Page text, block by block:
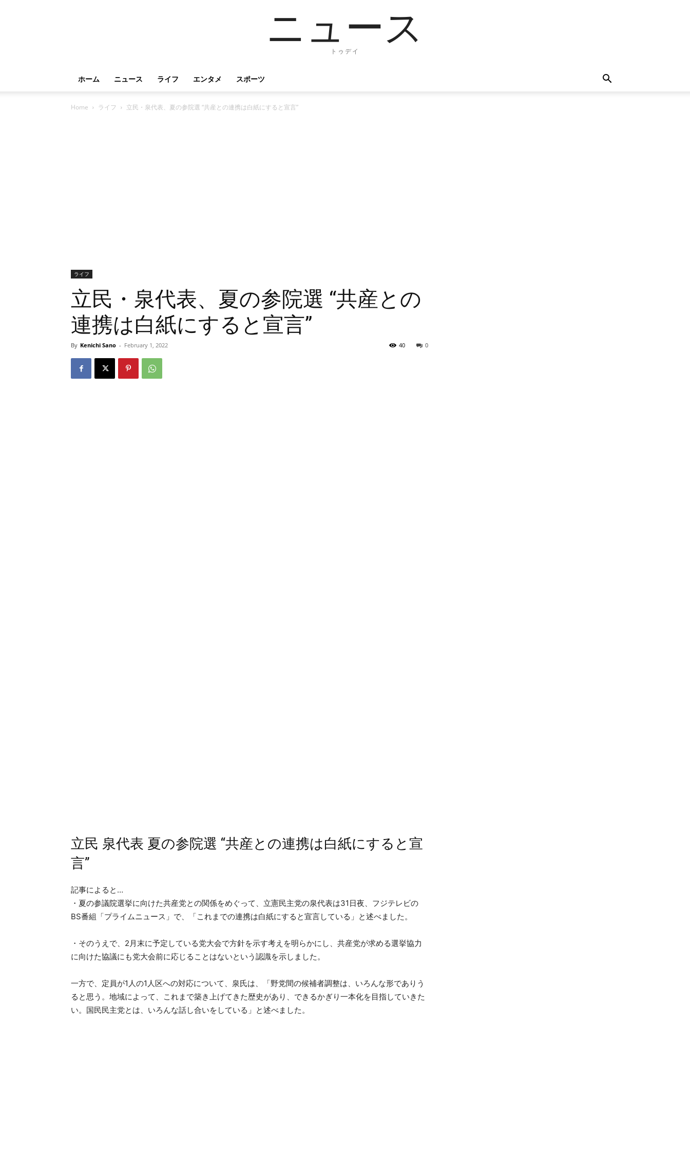
ニュース
トゥデイ
ホーム ニュース ライフ エンタメ スポーツ
Home ライフ 立民・泉代表、夏の参院選 “共産との連携は白紙にすると宣言”
ライフ
立民・泉代表、夏の参院選 “共産との
連携は白紙にすると宣言”
By Kenichi Sano - February 1, 2022 0
40
立民 泉代表 夏の参院選 “共産との連携は白紙にすると宣
言”
記事によると…
・夏の参議院選挙に向けた共産党との関係をめぐって、立憲民主党の泉代表は31日夜、フジテレビの
BS番組「プライムニュース」で、「これまでの連携は白紙にすると宣言している」と述べました。
・そのうえで、2月末に予定している党大会で方針を示す考えを明らかにし、共産党が求める選挙協力
に向けた協議にも党大会前に応じることはないという認識を示しました。
一方で、定員が1人の1人区への対応について、泉氏は、「野党間の候補者調整は、いろんな形でありう
ると思う。地域によって、これまで築き上げてきた歴史があり、できるかぎり一本化を目指していきた
い。国民民主党とは、いろんな話し合いをしている」と述べました。